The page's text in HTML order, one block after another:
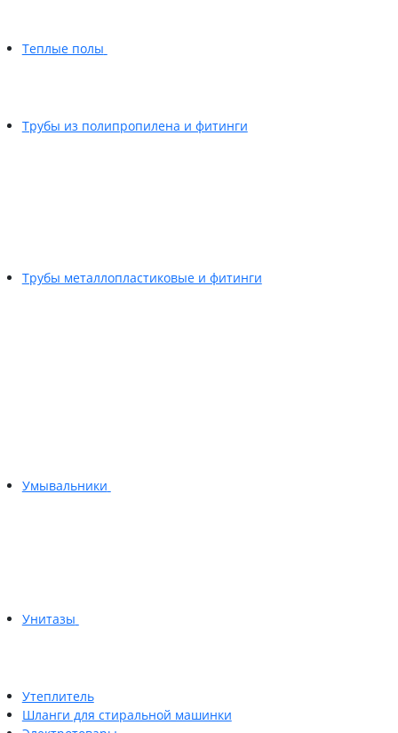
Теплые полы
Трубы из полипропилена и фитинги
Трубы металлопластиковые и фитинги
Умывальники
Унитазы
Утеплитель
Шланги для стиральной машинки